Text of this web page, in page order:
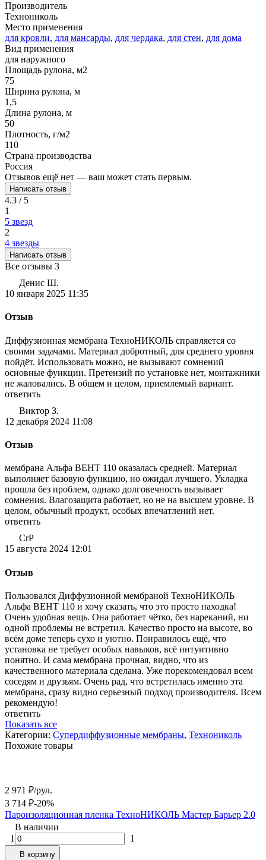
Производитель
Технониколь
Место применения
для кровли, для мансарды, для чердака, для стен, для дома
Вид применения
для наружного
Площадь рулона, м2
75
Ширина рулона, м
1,5
Длина рулона, м
50
Плотность, г/м2
110
Страна производства
Россия
Отзывов ещё нет — ваш может стать первым.
Написать отзыв
4.3 / 5
1
5 звезд
2
4 звезды
Написать отзыв
Все отзывы 3
Денис Ш.
10 января 2025 11:35
Отзыв
Диффузионная мембрана ТехноНИКОЛЬ справляется со
своими задачами. Материал добротный, для среднего уровня
пойдёт. Использовать можно, не вызывают сомнений
основные функции. Претензий по установке нет, монтажники
не жаловались. В общем и целом, приемлемый вариант.
ответить
Виктор З.
12 декабря 2024 11:08
Отзыв
мембрана Альфа ВЕНТ 110 оказалась средней. Материал
выполняет базовую функцию, но ожидал лучшего. Укладка
прошла без проблем, однако долговечность вызывает
сомнения. Влагозащита работает, но не на высшем уровне. В
целом, обычный продукт, особых впечатлений нет.
ответить
CrP
15 августа 2024 12:01
Отзыв
Пользовался Диффузионной мембраной ТехноНИКОЛЬ
Альфа ВЕНТ 110 и хочу сказать, что это просто находка!
Очень удобная вещь. Она работает чётко, без нареканий, ни
одной проблемы не встретил. Качество просто на высоте, во
всём доме теперь сухо и уютно. Понравилось ещё, что
установка не требует особых навыков, всё интуитивно
понятно. И сама мембрана прочная, видно, что из
качественного материала сделана. Уже порекомендовал всем
соседям и друзьям. Очень рад, что встретилась именно эта
мембрана, сразу видно серьезный подход производителя. Всем
рекомендую!
ответить
Показать все
Категории: Супердиффузионные мембраны, Технониколь
Похожие товары
2 971 ₽/рул.
3 714 ₽-20%
Пароизоляционная пленка ТехноНИКОЛЬ Мастер Барьер 2.0
В наличии
1
1
В корзину